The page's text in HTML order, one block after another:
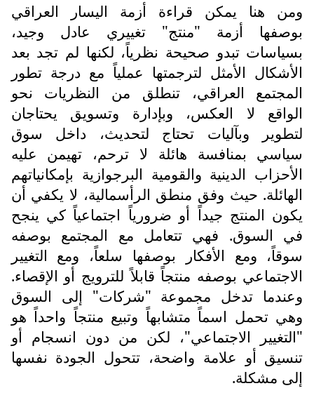
ومن هنا يمكن قراءة أزمة اليسار العراقي
بوصفها أزمة "منتج" تغييري عادل وجيد،
بسياسات تبدو صحيحة نظرياً، لكنها لم تجد بعد
الأشكال الأمثل لترجمتها عملياً مع درجة تطور
المجتمع العراقي، تنطلق من النظريات نحو
الواقع لا العكس، وبإدارة وتسويق يحتاجان
لتطوير وبآليات تحتاج لتحديث، داخل سوق
سياسي بمنافسة هائلة لا ترحم، تهيمن عليه
الأحزاب الدينية والقومية البرجوازية بإمكانياتهم
الهائلة. حيث وفق منطق الرأسمالية، لا يكفي أن
يكون المنتج جيداً أو ضرورياً اجتماعياً كي ينجح
في السوق. فهي تتعامل مع المجتمع بوصفه
سوقاً، ومع الأفكار بوصفها سلعاً، ومع التغيير
الاجتماعي بوصفه منتجاً قابلاً للترويج أو الإقصاء.
وعندما تدخل مجموعة "شركات" إلى السوق
وهي تحمل اسماً متشابهاً وتبيع منتجاً واحداً هو
"التغيير الاجتماعي"، لكن من دون انسجام أو
تنسيق أو علامة واضحة، تتحول الجودة نفسها
إلى مشكلة.